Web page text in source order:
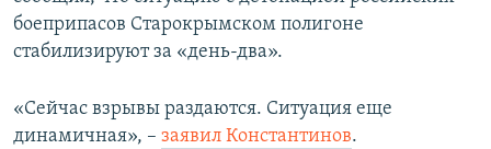
боеприпасов Старокрымском полигоне
стабилизируют за «день-два».
«Сейчас взрывы раздаются. Ситуация еще
динамичная», – заявил Константинов.